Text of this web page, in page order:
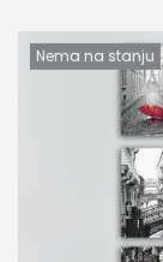
Nema na stanju